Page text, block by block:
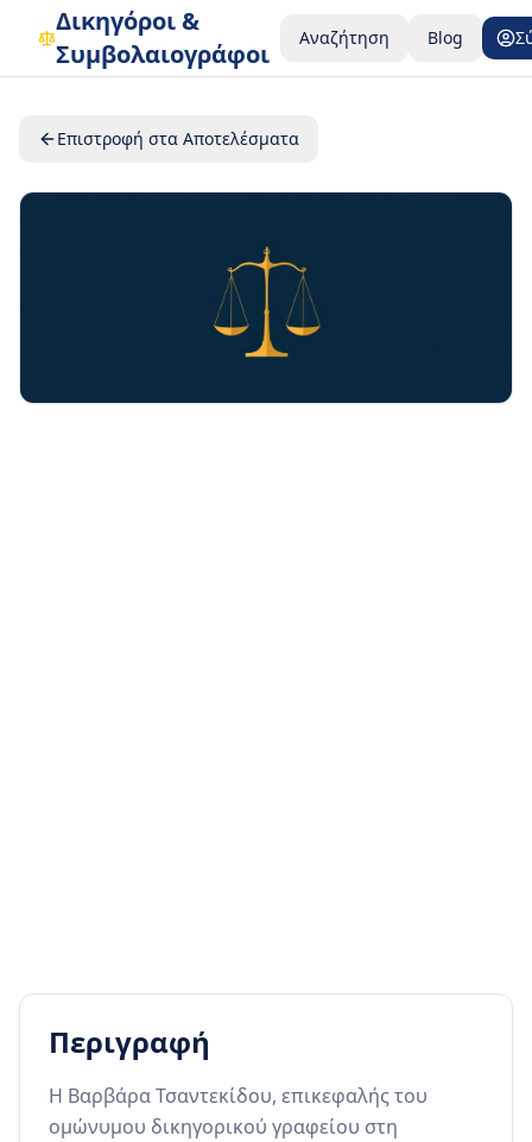
Δικηγόροι &
Συμβολαιογράφοι
Αναζήτηση Blog
Επιστροφή στα Αποτελέσματα
Περιγραφή
Η Βαρβάρα Τσαντεκίδου, επικεφαλής του
ομώνυμου δικηγορικού γραφείου στη